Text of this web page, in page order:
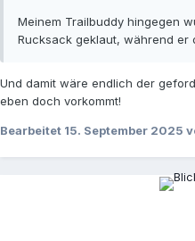
Meinem Trailbuddy hingegen
Rucksack geklaut, während er
Und damit wäre endlich der
eben doch vorkommt!
Bearbeitet 15. September 2025